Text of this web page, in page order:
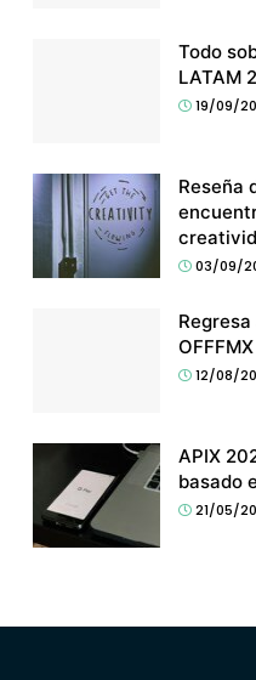
Todo
LATAM
19/09/
Reseña
03/09/
12/08/
APIX
basado
21/05/